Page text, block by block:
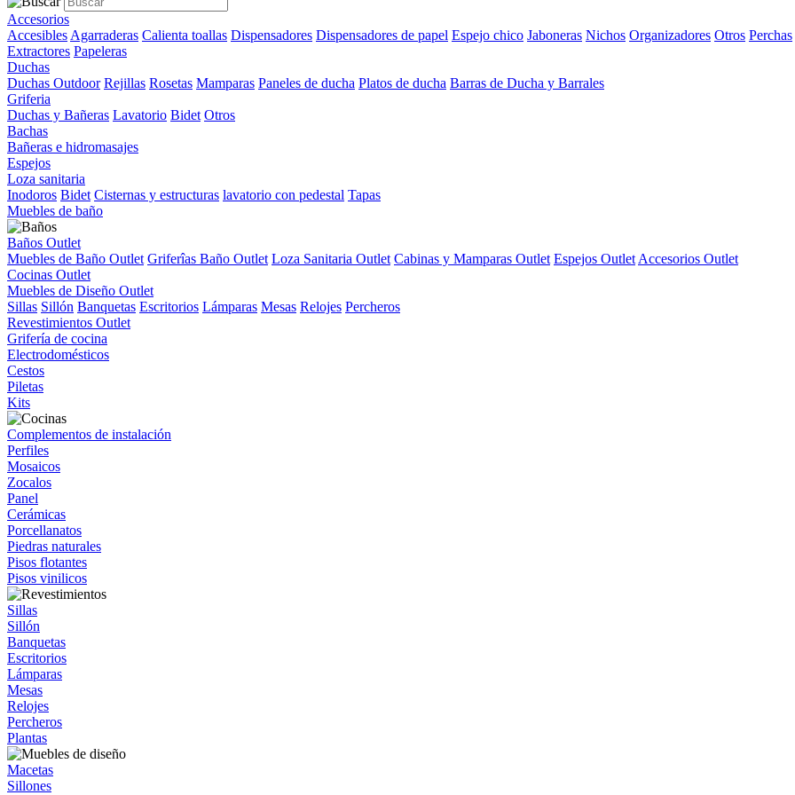
Accesorios
Accesibles Agarraderas Calienta toallas Dispensadores Dispensadores de papel Espejo chico Jaboneras Nichos Organizadores Otros Perchas
Extractores Papeleras
Duchas
Duchas Outdoor Rejillas Rosetas Mamparas Paneles de ducha Platos de ducha Barras de Ducha y Barrales
Griferia
Duchas y Bañeras Lavatorio Bidet Otros
Bachas
Bañeras e hidromasajes
Espejos
Loza sanitaria
Inodoros Bidet Cisternas y estructuras lavatorio con pedestal Tapas
Muebles de baño
Baños Outlet
Muebles de Baño Outlet Griferîas Baño Outlet Loza Sanitaria Outlet Cabinas y Mamparas Outlet Espejos Outlet Accesorios Outlet
Cocinas Outlet
Muebles de Diseño Outlet
Sillas Sillón Banquetas Escritorios Lámparas Mesas Relojes Percheros
Revestimientos Outlet
Grifería de cocina
Electrodomésticos
Cestos
Piletas
Kits
Complementos de instalación
Perfiles
Mosaicos
Zocalos
Panel
Cerámicas
Porcellanatos
Piedras naturales
Pisos flotantes
Pisos vinilicos
Sillas
Sillón
Banquetas
Escritorios
Lámparas
Mesas
Relojes
Percheros
Plantas
Macetas
Sillones